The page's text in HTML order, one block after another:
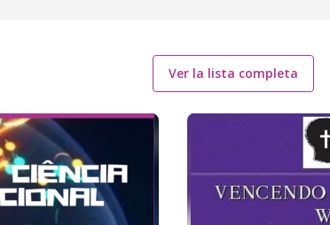
Ver la lista completa